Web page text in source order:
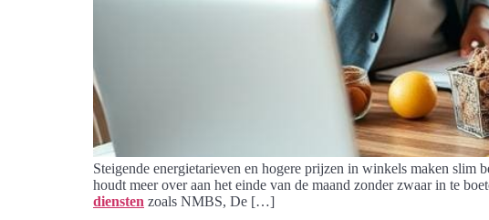
Steigende energietarieven en hogere prijzen in winkels maken
houdt meer over aan het einde van de maand zonder zwaar in te
diensten zoals NMBS, De […]